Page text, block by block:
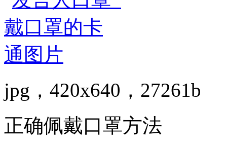
jpg，420x640，27261b
正确佩戴口罩方法